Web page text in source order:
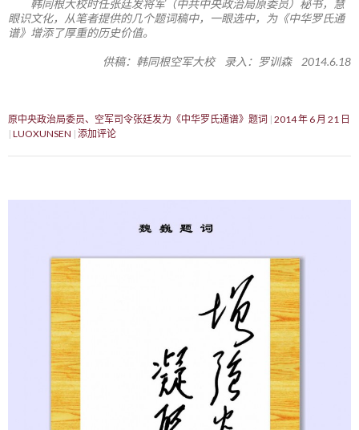
韩同根大校时任张廷发将军（中共中央政治局原委员）秘书，慧
眼识文化，从笔者提供的几个题词稿中，一眼选中，为《中华罗氏通
谱》增添了厚重的历史价值。
供稿：韩同根空军大校 录入：罗训森 2014.6.18
原中央政治局委员、空军司令张廷发为《中华罗氏通谱》题词 2014 年 6 月 21 日
LUOXUNSEN 添加评论